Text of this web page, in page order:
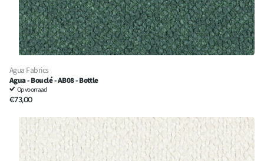
Agua Fabrics
Agua - Bouclé - AB08 - Bottle
Op voorraad
€73,00